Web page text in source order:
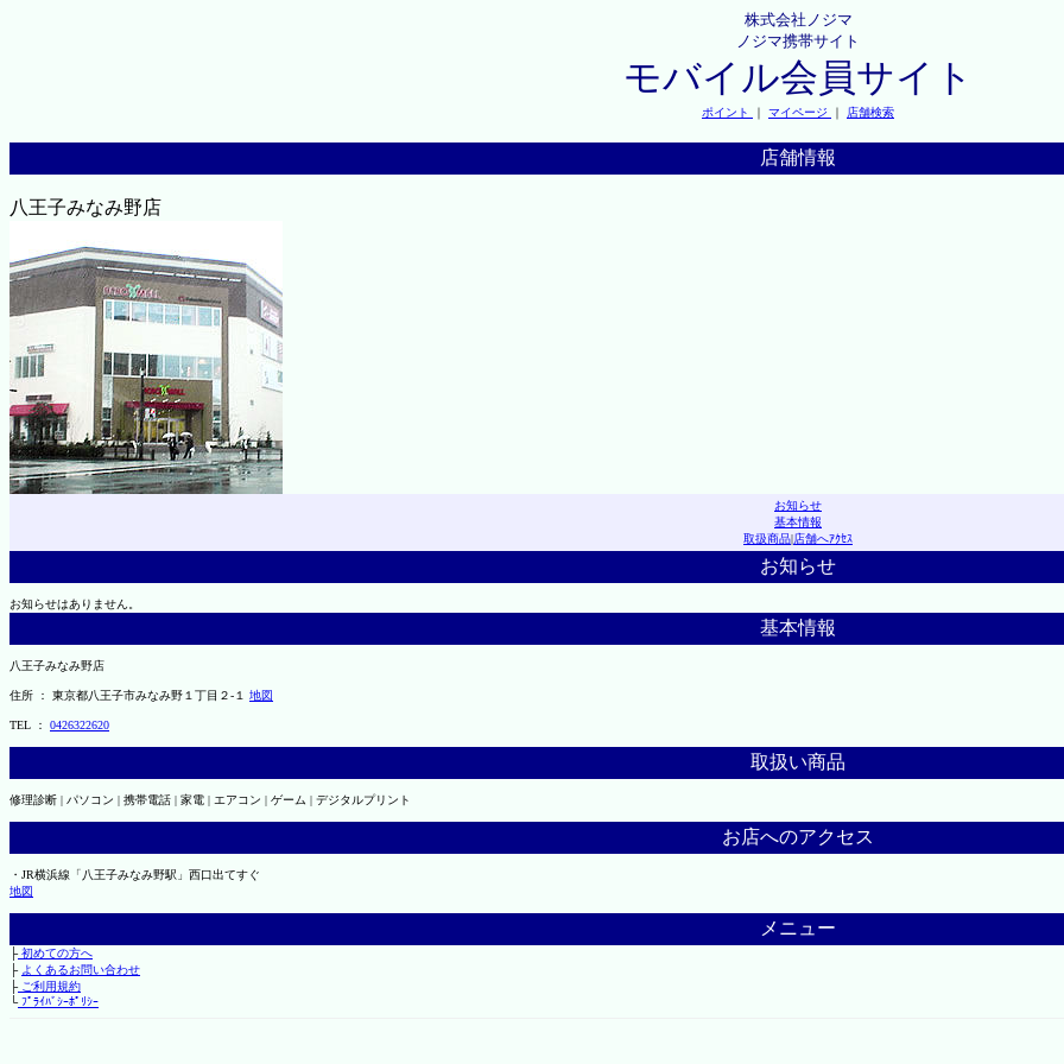
株式会社ノジマ
ノジマ携帯サイト
モバイル会員サイト
ポイント ｜ マイページ ｜ 店舗検索
店舗情報
八王子みなみ野店
お知らせ
基本情報
取扱商品|店舗へｱｸｾｽ
お知らせ
お知らせはありません。
基本情報
八王子みなみ野店
住所 ： 東京都八王子市みなみ野１丁目２-１ 地図
TEL ： 0426322620
取扱い商品
修理診断 | パソコン | 携帯電話 | 家電 | エアコン | ゲーム | デジタルプリント
お店へのアクセス
・JR横浜線「八王子みなみ野駅」西口出てすぐ
地図
メニュー
├初めての方へ
├ よくあるお問い合わせ
├ご利用規約
└ﾌﾟﾗｲﾊﾞｼｰﾎﾟﾘｼｰ